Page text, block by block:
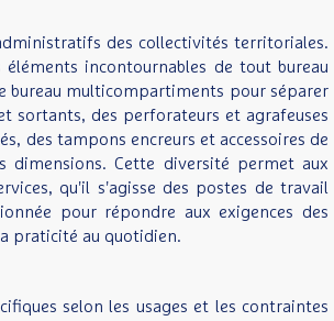
des collectivités territoriales.
éléments incontournables de tout bureau
bureau multicompartiments pour séparer
sortants, des perforateurs et agrafeuses
des tampons encreurs et accessoires de
dimensions. Cette diversité permet aux
qu'il s'agisse des postes de travail
pour répondre aux exigences des
praticité au quotidien.
selon les usages et les contraintes